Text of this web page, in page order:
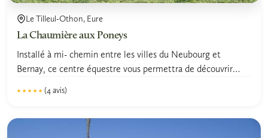
Le Tilleul-Othon, Eure
La Chaumière aux Poneys
Installé à mi- chemin entre les villes du Neubourg et
Bernay, ce centre équestre vous permettra de découvrir
★★★★★
★★★★★ (4 avis)